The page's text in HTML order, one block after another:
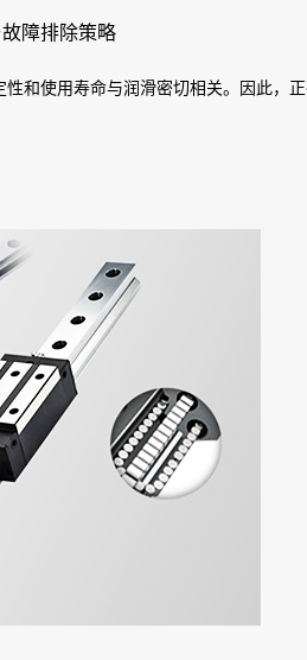
障排除策略
和使用寿命与润滑密切相关。因此，